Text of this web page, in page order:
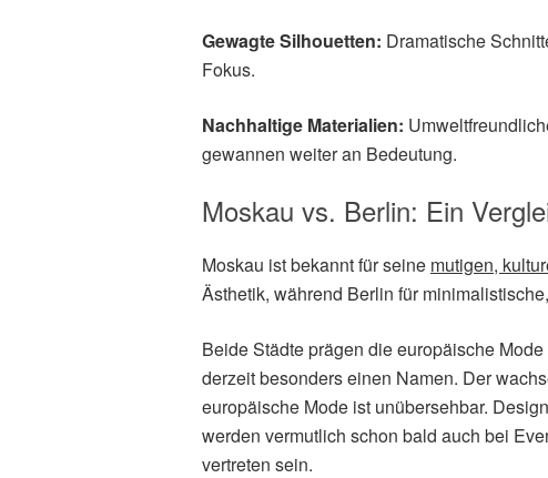
Gewagte Silhouetten: Dramatische
Fokus.
Nachhaltige Materialien:
gewannen weiter an Bedeutung.
Moskau vs. Berlin: Ein
Moskau ist bekannt für seine mutigen,
Ästhetik, während Berlin für
Beide Städte prägen die europäische
derzeit besonders einen Namen. Der
europäische Mode ist unübersehbar.
werden vermutlich schon bald auch bei
vertreten sein.